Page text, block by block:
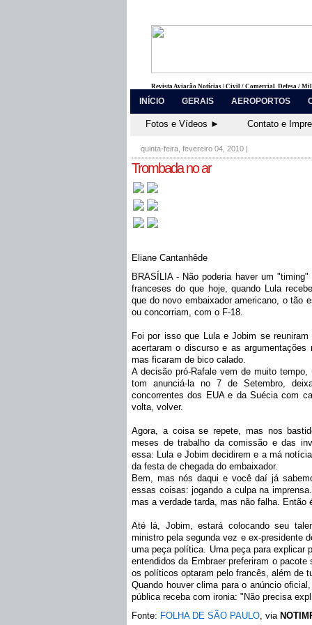
Revista Aviação Notícias | Civil / Comercial, Defesa /
INÍCIO GERAIS AEROPORTOS
Fotos e Vídeos ► Contato e
quinta-feira, fevereiro 04, 2010 |
Trombada no ar
Eliane Cantanhêde
BRASÍLIA - Não poderia haver um
franceses do que hoje, quando Lula
que do novo embaixador americano, o tão
ou concorriam, com o F-18.
Foi por isso que Lula e Jobim se
acertaram o discurso e as
mas ficaram de bico calado.
A decisão pró-Rafale vem de muito
tom anunciá-la no 7 de Setembro,
concorrentes dos EUA e da Suécia com
volta, volver.
Agora, a coisa se repete, mas nos
meses de trabalho da comissão e das
essa: Lula e Jobim decidirem e a má
da festa de chegada do embaixador.
Bem, mas nós daqui e você daí já
essas coisas: jogando a culpa na
mas a verdade tarda, mas não falha. Então
Até lá, Jobim, estará colocando seu
ministro pela segunda vez e ex-presidente
uma peça política. Uma peça para explicar
entendidos da Embraer preferiram o
os políticos optaram pelo francês, além de
Quando houver clima para o anúncio
pública receba com ironia: "Não precisa
Fonte: FOLHA DE SÃO PAULO, via